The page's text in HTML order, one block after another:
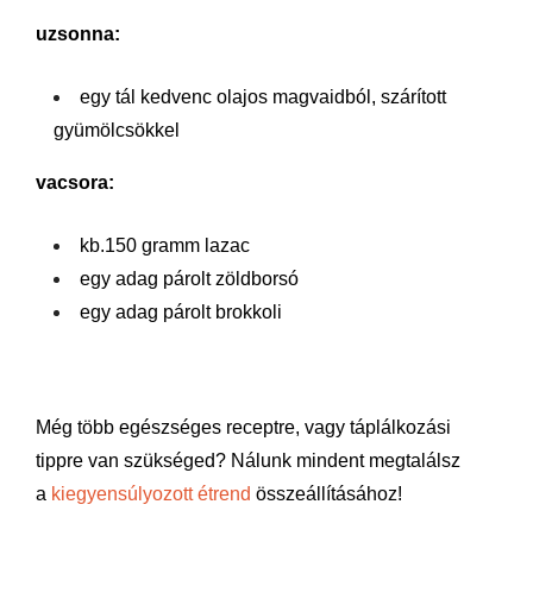
uzsonna:
egy tál kedvenc olajos magvaidból, szárított
gyümölcsökkel
vacsora:
kb.150 gramm lazac
egy adag párolt zöldborsó
egy adag párolt brokkoli
Még több egészséges receptre, vagy táplálkozási
tippre van szükséged? Nálunk mindent megtalálsz
a kiegyensúlyozott étrend összeállításához!